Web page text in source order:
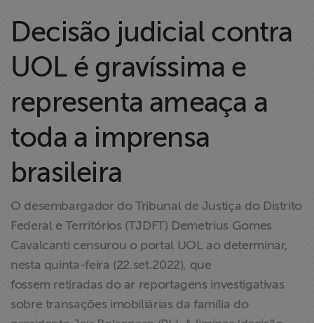
e Litigância
Documentários
Homenageados
Notícias
Associe-se
Doe para
ABRAJI
>> Conteúdo
associados
Decisão judicial contra
UOL é gravíssima e
representa ameaça a
toda a imprensa
brasileira
O desembargador do Tribunal de Justiça do Distrito
Federal e Territórios (TJDFT) Demetrius Gomes
Cavalcanti censurou o portal UOL ao determinar,
nesta quinta-feira (22.set.2022), que
fossem retiradas do ar reportagens investigativas
sobre transações imobiliárias da família do